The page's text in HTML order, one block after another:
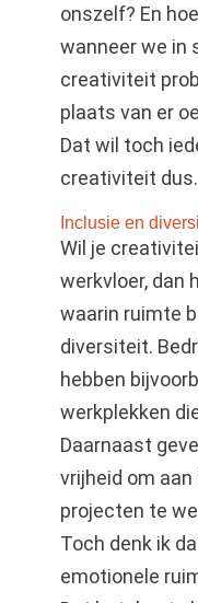
onszelf? En
wanneer we in
creativiteit
plaats van er
Dat wil toch
creativiteit dus.
Inclusie en
Wil je
werkvloer, dan
waarin ruimte
diversiteit.
hebben
werkplekken
Daarnaast
vrijheid om
projecten te
Toch denk ik
emotionele